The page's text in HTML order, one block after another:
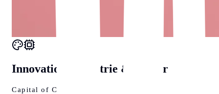
Innovation, Industrie & Kultur
Capital of Culture 2025